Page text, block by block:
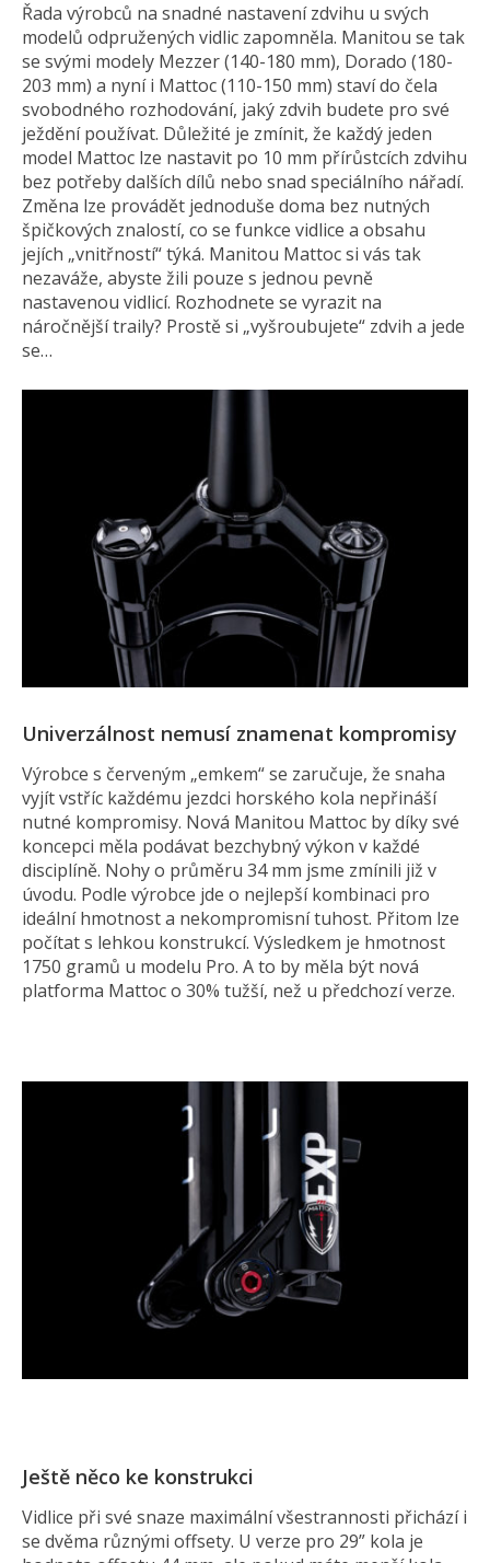
Řada výrobců na snadné nastavení zdvihu u svých
modelů odpružených vidlic zapomněla. Manitou se tak
se svými modely Mezzer (140-180 mm), Dorado (180-
203 mm) a nyní i Mattoc (110-150 mm) staví do čela
svobodného rozhodování, jaký zdvih budete pro své
ježdění používat. Důležité je zmínit, že každý jeden
model Mattoc lze nastavit po 10 mm přírůstcích zdvihu
bez potřeby dalších dílů nebo snad speciálního nářadí.
Změna lze provádět jednoduše doma bez nutných
špičkových znalostí, co se funkce vidlice a obsahu
jejích „vnitřností“ týká. Manitou Mattoc si vás tak
nezaváže, abyste žili pouze s jednou pevně
nastavenou vidlicí. Rozhodnete se vyrazit na
náročnější traily? Prostě si „vyšroubujete“ zdvih a jede
se…
Univerzálnost nemusí znamenat kompromisy
Výrobce s červeným „emkem“ se zaručuje, že snaha
vyjít vstříc každému jezdci horského kola nepřináší
nutné kompromisy. Nová Manitou Mattoc by díky své
koncepci měla podávat bezchybný výkon v každé
disciplíně. Nohy o průměru 34 mm jsme zmínili již v
úvodu. Podle výrobce jde o nejlepší kombinaci pro
ideální hmotnost a nekompromisní tuhost. Přitom lze
počítat s lehkou konstrukcí. Výsledkem je hmotnost
1750 gramů u modelu Pro. A to by měla být nová
platforma Mattoc o 30% tužší, než u předchozí verze.
Ještě něco ke konstrukci
Vidlice při své snaze maximální všestrannosti přichází i
se dvěma různými offsety. U verze pro 29” kola je